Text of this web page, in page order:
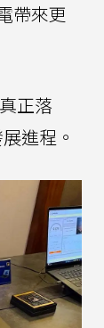
帶來更
正落
進程。